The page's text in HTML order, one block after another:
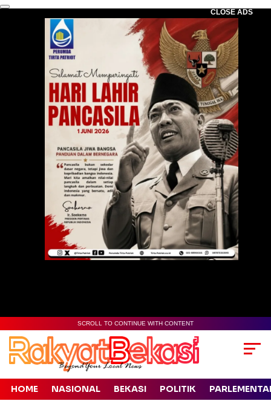
CLOSE ADS
SCROLL TO CONTINUE WITH CONTENT
HOME NASIONAL BEKASI POLITIK